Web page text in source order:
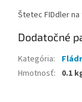
Štetec FIDdler
Dodatočné
Kategória:
Hmotnosť: 0.1